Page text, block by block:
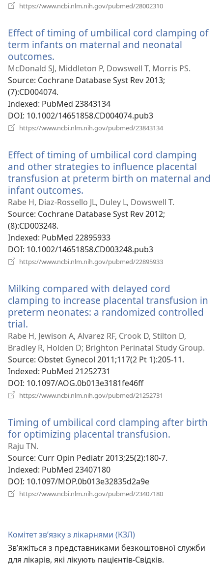
https://www.ncbi.nlm.nih.gov/pubmed/28002310
вікні)
Effect of timing of umbilical cord clamping of
term infants on maternal and neonatal
outcomes.
у
новому
вікні)
McDonald SJ, Middleton P, Dowswell T, Morris PS.
Source‎: Cochrane Database Syst Rev 2013;
(7):CD004074.
Indexed‎: PubMed 23843134
DOI‎: 10.1002/14651858.CD004074.pub3
https://www.ncbi.nlm.nih.gov/pubmed/23843134
вікні)
Effect of timing of umbilical cord clamping
and other strategies to influence placental
transfusion at preterm birth on maternal and
infant outcomes.
у
новому
Rabe H, Diaz-Rossello JL, Duley L, Dowswell T.
Source‎: Cochrane Database Syst Rev 2012;
(8):CD003248.
Indexed‎: PubMed 22895933
DOI‎: 10.1002/14651858.CD003248.pub3
https://www.ncbi.nlm.nih.gov/pubmed/22895933
вікні)
Milking compared with delayed cord
clamping to increase placental transfusion in
preterm neonates: a randomized controlled
trial.
у
новому
вікні)
Rabe H, Jewison A, Alvarez RF, Crook D, Stilton D,
Bradley R, Holden D; Brighton Perinatal Study Group.
Source‎: Obstet Gynecol 2011;117(2 Pt 1):205-11.
Indexed‎: PubMed 21252731
DOI‎: 10.1097/AOG.0b013e3181fe46ff
https://www.ncbi.nlm.nih.gov/pubmed/21252731
вікні)
Timing of umbilical cord clamping after birth
for optimizing placental transfusion.
Raju TN.
Source‎: Curr Opin Pediatr 2013;25(2):180-7.
Indexed‎: PubMed 23407180
DOI‎: 10.1097/MOP.0b013e32835d2a9e
https://www.ncbi.nlm.nih.gov/pubmed/23407180
Комітет зв’язку з лікарнями (КЗЛ)
Зв’яжіться з представниками безкоштовної служби
для лікарів, які лікують пацієнтів-Свідків.